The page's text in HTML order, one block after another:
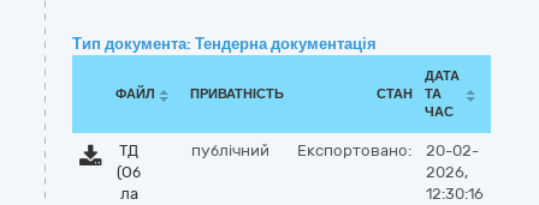
Тип документа: Тендерна документація
ФАЙЛ ПРИВАТНІСТЬ СТАН
ДАТА
ТА
ЧАС
ТД
(Об
ла
публічний Експортовано:
20-02-
2026,
12:30:16